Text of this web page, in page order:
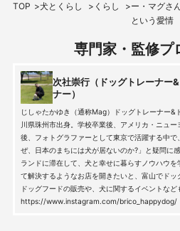
TOP 犬とくらし くらし
ー・マグさ
という愛情
専門家・監修プ
次社崇行（ドッグトレーナー
ナー）
じしゃたかゆき（通称Mag）ドッグトレーナー
川県珠州市出身。学校卒業後、アメリカ・ニュ
後、フォトグラファーとして東京で活躍する中
ぜ、日本のまちには犬が居ないのか?」と疑問に
ランドに滞在して、犬と幸せに暮らすノウハウ
て解決するようなお店を開きたいと、富山でドッ
ドッグフードの販売や、犬に関するイベントなど
https://www.instagram.com/brico_happydog/